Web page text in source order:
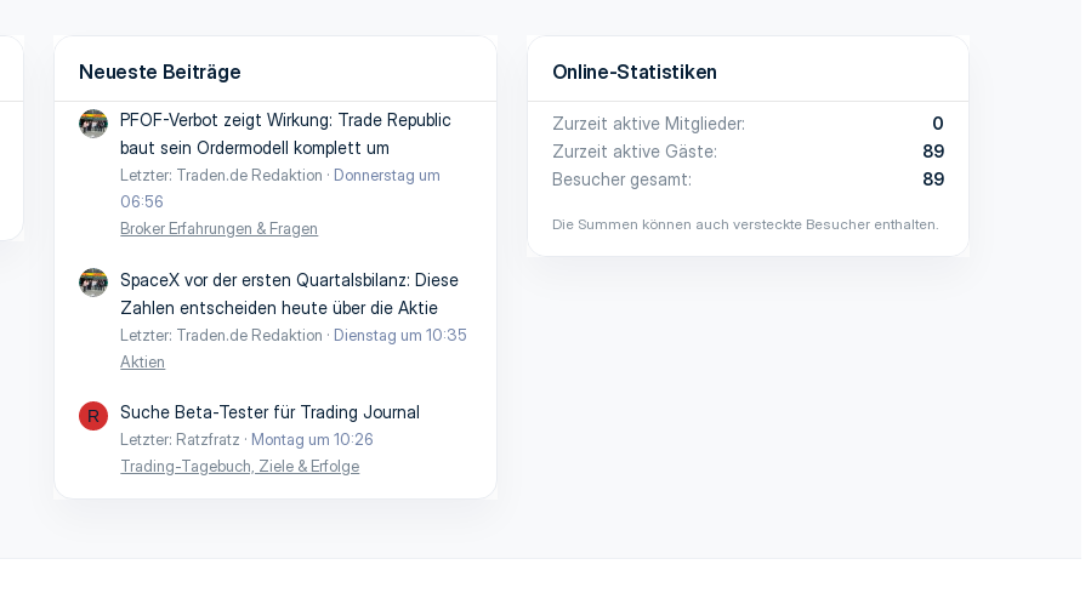
Neueste Beiträge
PFOF-Verbot zeigt Wirkung: Trade Republic
baut sein Ordermodell komplett um
Letzter: Traden.de Redaktion
Donnerstag um
06:56
Broker Erfahrungen & Fragen
SpaceX vor der ersten Quartalsbilanz: Diese
Zahlen entscheiden heute über die Aktie
Letzter: Traden.de Redaktion
Dienstag um 10:35
Aktien
R Suche Beta-Tester für Trading Journal
Letzter: Ratzfratz
Montag um 10:26
Trading-Tagebuch, Ziele & Erfolge
Online-Statistiken
Zurzeit aktive Mitglieder
0
Zurzeit aktive Gäste
89
Besucher gesamt
89
Die Summen können auch versteckte Besucher enthalten.